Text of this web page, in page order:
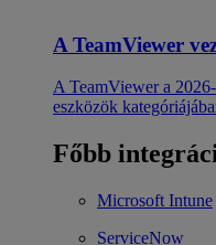
A TeamViewer
A TeamViewer a
eszközök
Főbb
Microsoft Intune
ServiceNow